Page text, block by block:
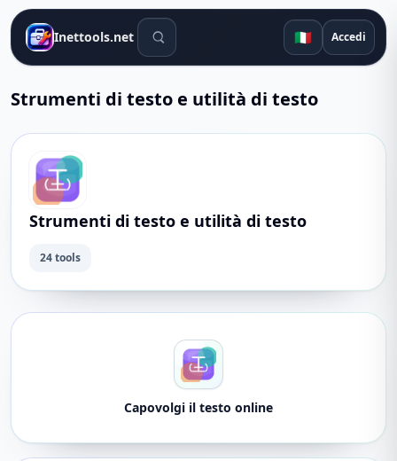
Inettools.net Strumenti di ricerca 🇮🇹 Accedi
Strumenti di testo e utilità di testo
Strumenti di testo e utilità di testo
24 tools
Capovolgi il testo online